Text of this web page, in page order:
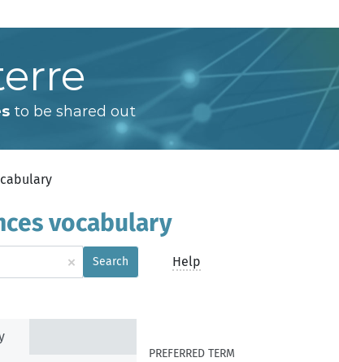
to be shared out
vocabulary
× Search Help
PREFERRED TERM